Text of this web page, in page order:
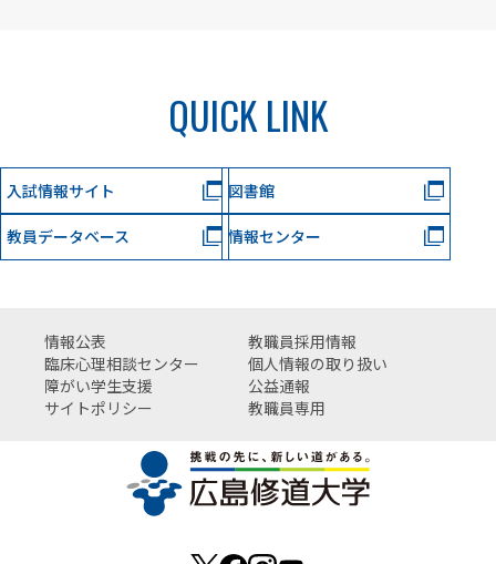
QUICK LINK
入試情報サイト 図書館
教員データベース 情報センター
情報公表
教職員採用情報
臨床心理相談センター
個人情報の取り扱い
障がい学生支援
公益通報
サイトポリシー
教職員専用